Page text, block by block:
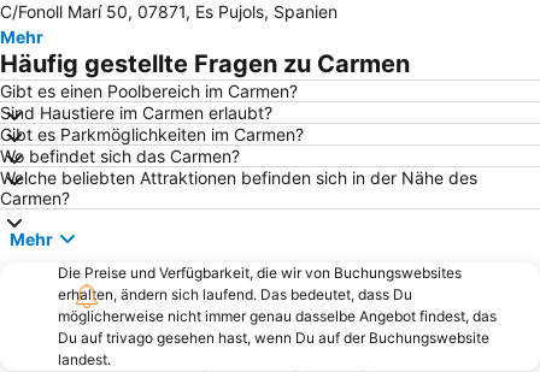
Es Pujols
Port d'Eivissa
Ses Figueretes
Platja Cala Saona
Bora Bora Ibiza
Can Bossa
Dalt Vila
Cala Nova
Port de Sant Miquel
Platges de Comte
Migjorn
Platja de Sant Antoni o Platja des Reguero
Puerto Deportivo Marina Botafoch
Ses Salines
Caló des Moro
Club Náutico Ibiza
Cala Benirrás
C/Fonoll Marí 50, 07871, Es Pujols, Spanien
Mehr
Häufig gestellte Fragen zu Carmen
Gibt es einen Poolbereich im Carmen?
Sind Haustiere im Carmen erlaubt?
Gibt es Parkmöglichkeiten im Carmen?
Wo befindet sich das Carmen?
Welche beliebten Attraktionen befinden sich in der Nähe des
Carmen?
Mehr
Die Preise und Verfügbarkeit, die wir von Buchungswebsites
erhalten, ändern sich laufend. Das bedeutet, dass Du
möglicherweise nicht immer genau dasselbe Angebot findest, das
Du auf trivago gesehen hast, wenn Du auf der Buchungswebsite
landest.